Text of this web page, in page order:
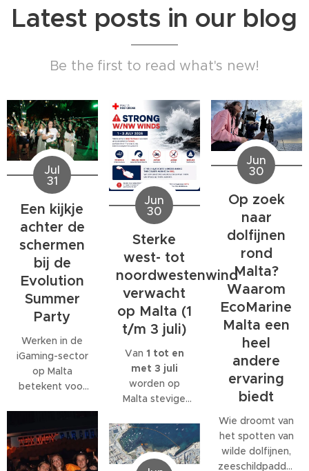
Latest posts in our blog
Be the first to read what's new!
Jul
31
Een kijkje
achter de
schermen
bij de
Evolution
Summer
Party
Werken in de
iGaming-sector
op Malta
betekent voor
meer dan alleen
een baan. Veel
bedrijven
Jun
30
Sterke
west- tot
noordwestenwind
verwacht
op Malta (1
t/m 3 juli)
Van 1 tot en
met 3 juli
worden op
Malta stevige
noordwestenwinden
(W/NW)
verwacht.
Jun
30
Op zoek
naar
dolfijnen
rond
Malta?
Waarom
EcoMarine
Malta een
heel
andere
ervaring
biedt
Wie droomt van
het spotten van
wilde dolfijnen,
zeeschildpadden